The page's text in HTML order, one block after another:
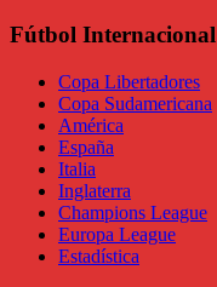
Fútbol Internacional
Copa Libertadores
Copa Sudamericana
América
España
Italia
Inglaterra
Champions League
Europa League
Estadística